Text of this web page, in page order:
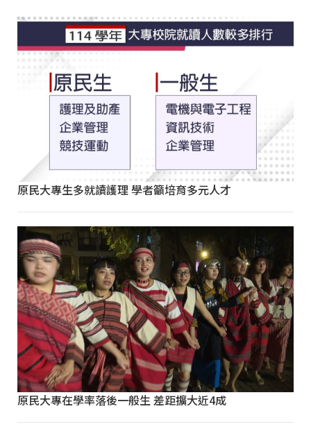
原民大專生多就讀護理 學者籲培育多元人才
原民大專在學率落後一般生 差距擴大近4成